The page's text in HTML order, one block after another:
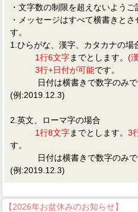
・文字数の制限を超えないようご
・メッセージはすべて横書きとさ
す。
1.ひらがな、漢字、カタカナの場
1行6文字までとします。 (
3行+日付が可能です。
日付は横書きで数字のみで
(例:2019.12.3)
2.英文、ローマ字の場合
1行8文字までとします。 3
す。
日付は横書きで数字のみで
(例:2019.12.3)
【2026年お盆休みのお知らせ】